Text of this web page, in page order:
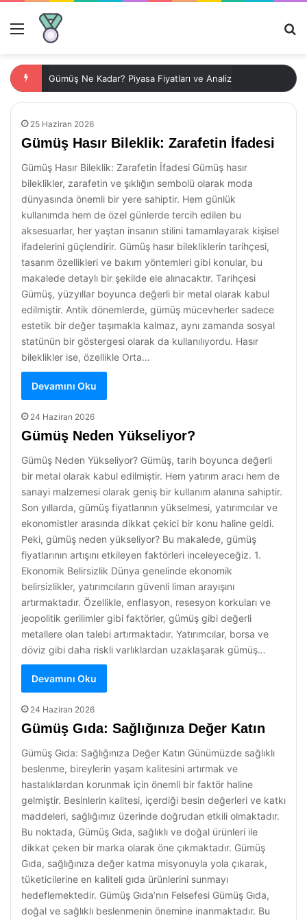
Menü
Gümüş Ne Kadar? Piyasa Fiyatları ve Analiz
25 Haziran 2026
Gümüş Hasır Bileklik: Zarafetin İfadesi
Gümüş Hasır Bileklik: Zarafetin İfadesi Gümüş hasır
bileklikler, zarafetin ve şıklığın sembolü olarak moda
dünyasında önemli bir yere sahiptir. Hem günlük
kullanımda hem de özel günlerde tercih edilen bu
aksesuarlar, her yaştan insanın stilini tamamlayarak kişisel
ifadelerini güçlendirir. Gümüş hasır bilekliklerin tarihçesi,
tasarım özellikleri ve bakım yöntemleri gibi konular, bu
makalede detaylı bir şekilde ele alınacaktır. Tarihçesi
Gümüş, yüzyıllar boyunca değerli bir metal olarak kabul
edilmiştir. Antik dönemlerde, gümüş mücevherler sadece
estetik bir değer taşımakla kalmaz, aynı zamanda sosyal
statünün bir göstergesi olarak da kullanılıyordu. Hasır
bileklikler ise, özellikle Orta…
Devamını Oku
24 Haziran 2026
Gümüş Neden Yükseliyor?
Gümüş Neden Yükseliyor? Gümüş, tarih boyunca değerli
bir metal olarak kabul edilmiştir. Hem yatırım aracı hem de
sanayi malzemesi olarak geniş bir kullanım alanına sahiptir.
Son yıllarda, gümüş fiyatlarının yükselmesi, yatırımcılar ve
ekonomistler arasında dikkat çekici bir konu haline geldi.
Peki, gümüş neden yükseliyor? Bu makalede, gümüş
fiyatlarının artışını etkileyen faktörleri inceleyeceğiz. 1.
Ekonomik Belirsizlik Dünya genelinde ekonomik
belirsizlikler, yatırımcıların güvenli liman arayışını
artırmaktadır. Özellikle, enflasyon, resesyon korkuları ve
jeopolitik gerilimler gibi faktörler, gümüş gibi değerli
metallere olan talebi artırmaktadır. Yatırımcılar, borsa ve
döviz gibi daha riskli varlıklardan uzaklaşarak gümüş…
Devamını Oku
24 Haziran 2026
Gümüş Gıda: Sağlığınıza Değer Katın
Gümüş Gıda: Sağlığınıza Değer Katın Günümüzde sağlıklı
beslenme, bireylerin yaşam kalitesini artırmak ve
hastalıklardan korunmak için önemli bir faktör haline
gelmiştir. Besinlerin kalitesi, içerdiği besin değerleri ve katkı
maddeleri, sağlığımız üzerinde doğrudan etkili olmaktadır.
Bu noktada, Gümüş Gıda, sağlıklı ve doğal ürünleri ile
dikkat çeken bir marka olarak öne çıkmaktadır. Gümüş
Gıda, sağlığınıza değer katma misyonuyla yola çıkarak,
tüketicilerine en kaliteli gıda ürünlerini sunmayı
hedeflemektedir. Gümüş Gıda’nın Felsefesi Gümüş Gıda,
doğal ve sağlıklı beslenmenin önemine inanmaktadır. Bu